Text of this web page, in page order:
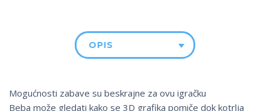
OPIS
Mogućnosti zabave su beskrajne za ovu igračku
Beba može gledati kako se 3D grafika pomiče dok kotrlja